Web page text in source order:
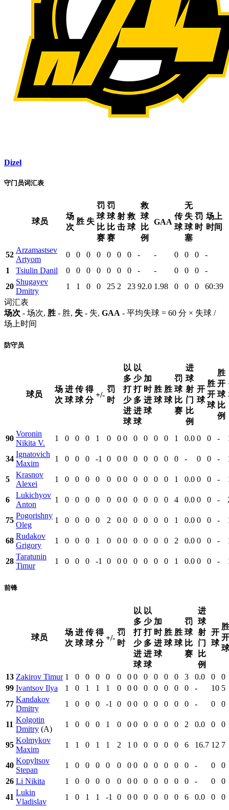
Dizel
守门员词汇表
球员
场
次
胜 失
罚
球
比
赛
罚
球
比
赛
射
击
救
球
救
球
比
例
GAA
传
球
无
失
球
塞
罚
时
场上
时间
52
Arzamastsev
Artyom
0 0 0 0 0 0 0 - - 0 0 0
-
1
Tsiulin Danil 0 0 0 0 0 0 0 - - 0 0 0
-
20
Shugayev
Dmitry
1 1 0 0 25 2 23 92.0 1.98 0 0 0
60:39
词汇表
场次 - 场次, 胜 - 胜, 失 - 失, GAA - 平均失球 = 60 分 × 失球 /
场上时间
防守员
球员
场
次
进
球
传
球
得
分
+/-
罚
时
以
多
打
少
进
球
以
少
打
多
进
球
加
时
进
球
胜
球
胜
球
罚
球
比
赛
进
球
射
门
比
例
开
球
胜
开
球
胜
开
球
比
例
90
Voronin
Nikita V.
1 0 0 0 1 0 0 0 0 0 0 0 1 0.0 0 0 -
34
Ignatovich
Maxim
1 0 0 0 -1 0 0 0 0 0 0 0 0 - 0 0 -
5
Krasnov
Alexei
1 0 0 0 0 0 0 0 0 0 0 0 1 0.0 0 0 -
6
Lukichyov
Anton
1 0 0 0 0 0 0 0 0 0 0 0 4 0.0 0 0 -
75
Pogorishny
Oleg
1 0 0 0 0 2 0 0 0 0 0 0 1 0.0 0 0 -
68
Rudakov
Grigory
1 0 0 0 1 0 0 0 0 0 0 0 2 0.0 0 0 -
28
Taratunin
Timur
1 0 0 0 -1 0 0 0 0 0 0 0 1 0.0 0 0 -
前锋
球员
场
次
进
球
传
球
得
分
+/-
罚
时
以
多
打
少
进
球
以
少
打
多
进
球
加
时
进
球
胜
球
胜
球
罚
球
比
赛
进
球
射
门
比
例
开
球
胜
开
球
13 Zakirov Timur 1 0 0 0 0 0 0 0 0 0 0 0 3 0.0 0
0
99 Ivantsov Ilya 1 0 1 1 1 0 0 0 0 0 0 0 0 - 10 5
77
Kandakov
Dmitry
1 0 0 0 -1 0 0 0 0 0 0 0 0 - 0 0
11
Kolgotin
Dmitry (A)
1 0 0 0 1 0 0 0 0 0 0 0 2 0.0 0 0
95
Kolmykov
Maxim
1 1 0 1 1 2 1 0 0 0 0 0 6 16.7 12 7
40
Kopyltsov
Stepan
1 0 0 0 0 0 0 0 0 0 0 0 0 - 0
0
26 Li Nikita 1 0 0 0 0 0 0 0 0 0 0 0 0 - 0
0
41
Lukin
Vladislav
1 0 1 1 -1 0 0 0 0 0 0 0 6 0.0 0
0